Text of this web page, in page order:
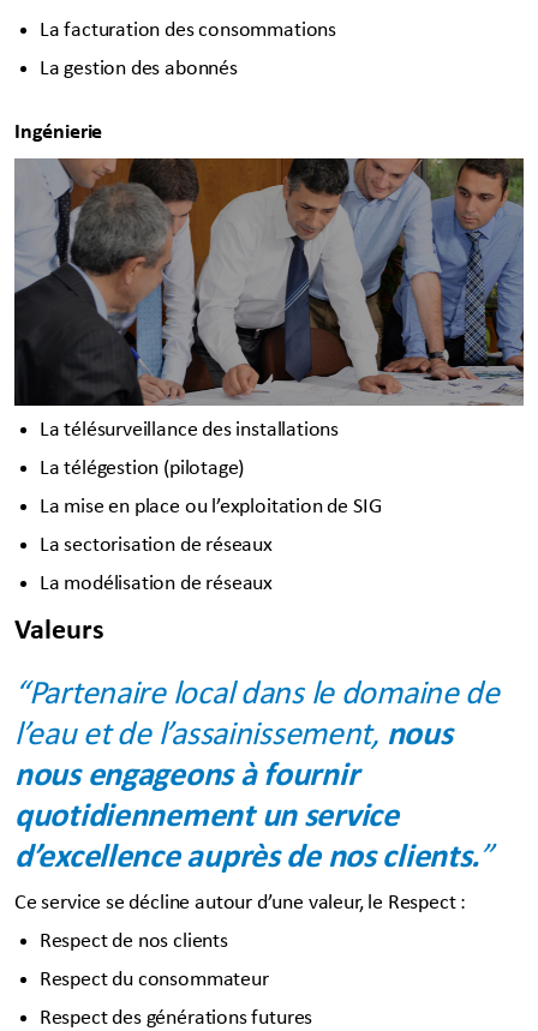
La facturation des consommations
La gestion des abonnés
Ingénierie
La télésurveillance des installations
La télégestion (pilotage)
La mise en place ou l’exploitation de SIG
La sectorisation de réseaux
La modélisation de réseaux
Valeurs
“Partenaire local dans le domaine de
l’eau et de l’assainissement, nous
nous engageons à fournir
quotidiennement un service
d’excellence auprès de nos clients.”
Ce service se décline autour d’une valeur, le Respect :
Respect de nos clients
Respect du consommateur
Respect des générations futures